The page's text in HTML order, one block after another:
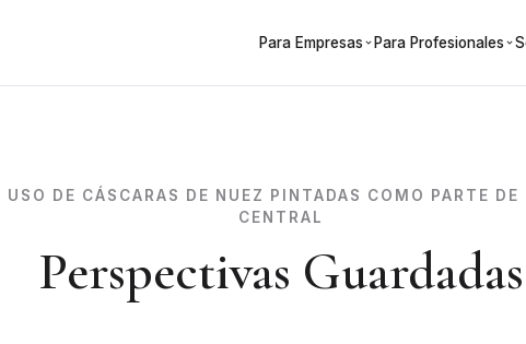
Para Empresas Para Profesionales
USO DE CÁSCARAS DE NUEZ PINTADAS COMO PARTE
CENTRAL
Perspectivas Guardadas